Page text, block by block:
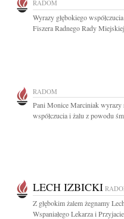
RADOM
Wyrazy głębokiego
Fiszera Radnego Rady
RADOM
Pani Monice Marciniak wyrazy
współczucia i żalu z powodu
LECH IZBICKI
Z głębokim żalem żegnamy
Wspaniałego Lekarza i